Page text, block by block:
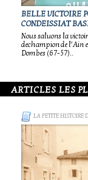
BELLE VICTOIRE
CONDEISSIAT
Nous saluons la
dechampion de l’Ain
Dombes (67-57)..
ARTICLES LES
LA PETITE HISTOIRE